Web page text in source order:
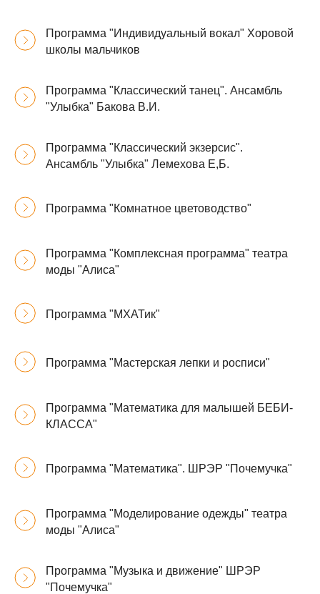
Программа "Индивидуальный вокал" Хоровой
школы мальчиков
Программа "Классический танец". Ансамбль
"Улыбка" Бакова В.И.
Программа "Классический экзерсис".
Ансамбль "Улыбка" Лемехова Е,Б.
Программа "Комнатное цветоводство"
Программа "Комплексная программа" театра
моды "Алиса"
Программа "МХАТик"
Программа "Мастерская лепки и росписи"
Программа "Математика для малышей БЕБИ-
КЛАССА"
Программа "Математика". ШРЭР "Почемучка"
Программа "Моделирование одежды" театра
моды "Алиса"
Программа "Музыка и движение" ШРЭР
"Почемучка"